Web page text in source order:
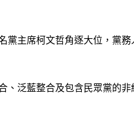
黨主席柯文哲角逐大位，黨
、泛藍整合及包含民眾黨的